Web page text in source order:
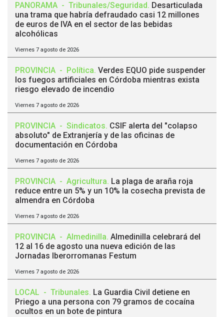
PANORAMA - Tribunales/Seguridad. Desarticulada
una trama que habría defraudado casi 12 millones
de euros de IVA en el sector de las bebidas
alcohólicas
Viernes 7 agosto de 2026
PROVINCIA - Política. Verdes EQUO pide suspender
los fuegos artificiales en Córdoba mientras exista
riesgo elevado de incendio
Viernes 7 agosto de 2026
PROVINCIA - Sindicatos. CSIF alerta del "colapso
absoluto" de Extranjería y de las oficinas de
documentación en Córdoba
Viernes 7 agosto de 2026
PROVINCIA - Agricultura. La plaga de araña roja
reduce entre un 5% y un 10% la cosecha prevista de
almendra en Córdoba
Viernes 7 agosto de 2026
PROVINCIA - Almedinilla. Almedinilla celebrará del
12 al 16 de agosto una nueva edición de las
Jornadas Iberorromanas Festum
Viernes 7 agosto de 2026
LOCAL - Tribunales. La Guardia Civil detiene en
Priego a una persona con 79 gramos de cocaína
ocultos en un bote de pintura